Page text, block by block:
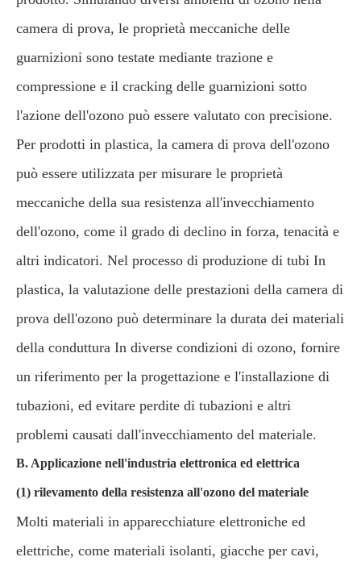
camera di prova, le proprietà meccaniche delle
guarnizioni sono testate mediante trazione e
compressione e il cracking delle guarnizioni sotto
l'azione dell'ozono può essere valutato con precisione.
Per prodotti in plastica, la camera di prova dell'ozono
può essere utilizzata per misurare le proprietà
meccaniche della sua resistenza all'invecchiamento
dell'ozono, come il grado di declino in forza, tenacità e
altri indicatori. Nel processo di produzione di tubi In
plastica, la valutazione delle prestazioni della camera di
prova dell'ozono può determinare la durata dei materiali
della conduttura In diverse condizioni di ozono, fornire
un riferimento per la progettazione e l'installazione di
tubazioni, ed evitare perdite di tubazioni e altri
problemi causati dall'invecchiamento del materiale.
B. Applicazione nell'industria elettronica ed elettrica
(1) rilevamento della resistenza all'ozono del materiale
Molti materiali in apparecchiature elettroniche ed
elettriche, come materiali isolanti, giacche per cavi,